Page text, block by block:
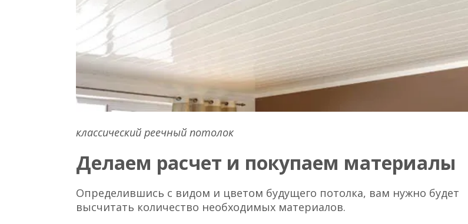
классический реечный потолок
Делаем расчет и покупаем материалы
Определившись с видом и цветом будущего потолка, вам нужно будет
высчитать количество необходимых материалов.